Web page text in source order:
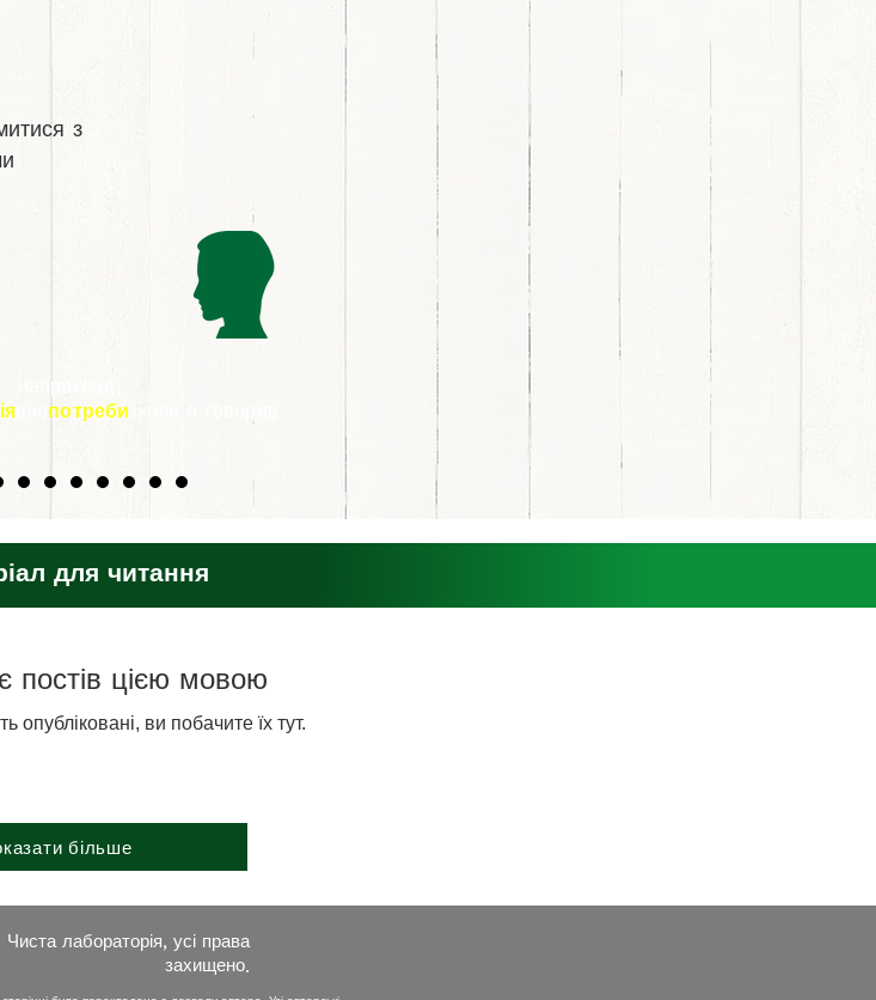
з
наприклад
або потреби
для читання
постів цією мовою
опубліковані, ви побачите їх тут.
більше
лабораторія, усі права
захищено.